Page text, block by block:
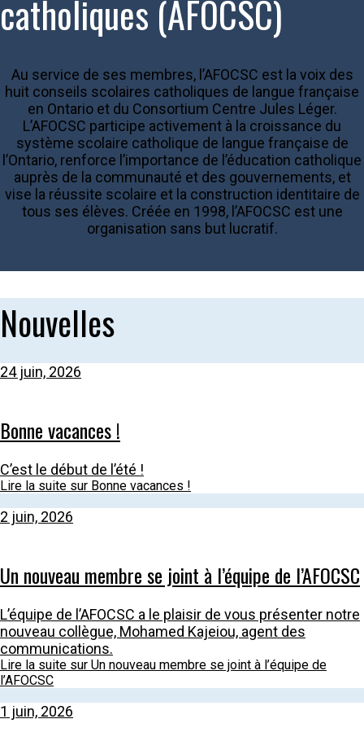
catholiques (AFOCSC)
Au service de ses membres, l’AFOCSC est la voix des
huit conseils scolaires catholiques de langue française
en Ontario et du Consortium Centre Jules Léger.
L’AFOCSC participe activement à la croissance du
système scolaire catholique de langue française de
l’Ontario, renforce l’importance de l’éducation catholique
auprès de la communauté et des gouvernements, et
vise la réussite scolaire et la construction identitaire de
tous ses élèves. Créée en 1998, l’AFOCSC est une
organisation sans but lucratif.
Nouvelles
24 juin, 2026
Bonne vacances !
C’est le début de l’été !
Lire la suite sur Bonne vacances !
2 juin, 2026
Un nouveau membre se joint à l’équipe de l’AFOCSC
L’équipe de l’AFOCSC a le plaisir de vous présenter notre
nouveau collègue, Mohamed Kajeiou, agent des
communications.
Lire la suite sur Un nouveau membre se joint à l’équipe de
l’AFOCSC
1 juin, 2026